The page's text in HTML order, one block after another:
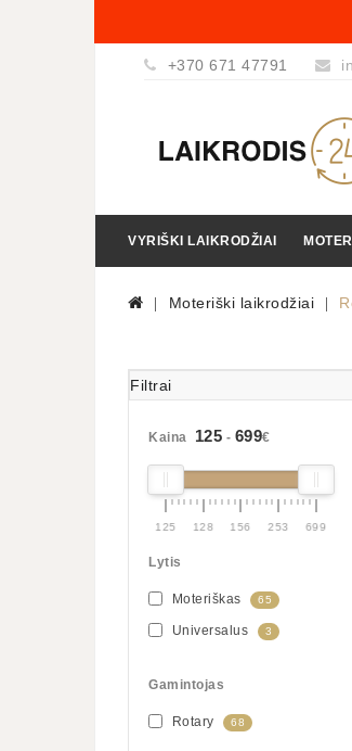
+370 671 47791
VYRIŠKI LAIKRODŽIAI
Moteriški laikrodžiai
Filtrai
Kaina 125 - 699€
125 128 156 253 699
Lytis
Moteriškas 65
Universalus 3
Gamintojas
Rotary 68